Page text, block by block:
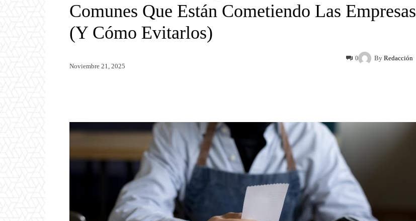
Comunes Que Están Cometiendo Las Empresas
(y Cómo Evitarlos)
By Redacción
Noviembre 21, 2025
0